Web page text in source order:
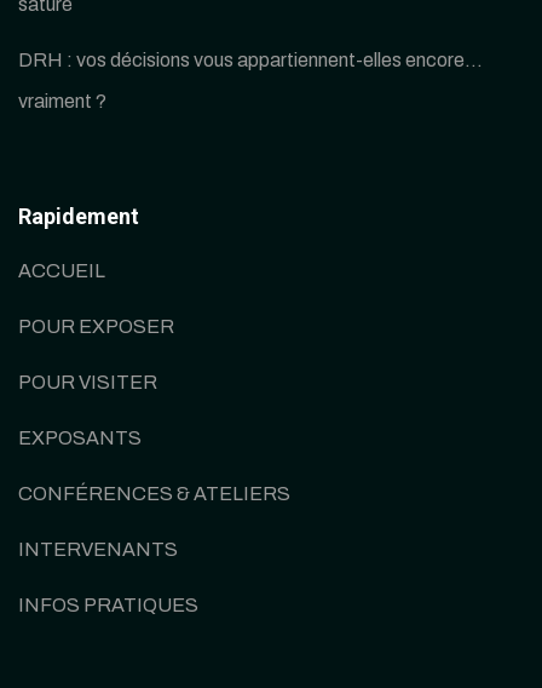
saturé
DRH : vos décisions vous appartiennent-elles encore…
vraiment ?
Rapidement
ACCUEIL
POUR EXPOSER
POUR VISITER
EXPOSANTS
CONFÉRENCES & ATELIERS
INTERVENANTS
INFOS PRATIQUES